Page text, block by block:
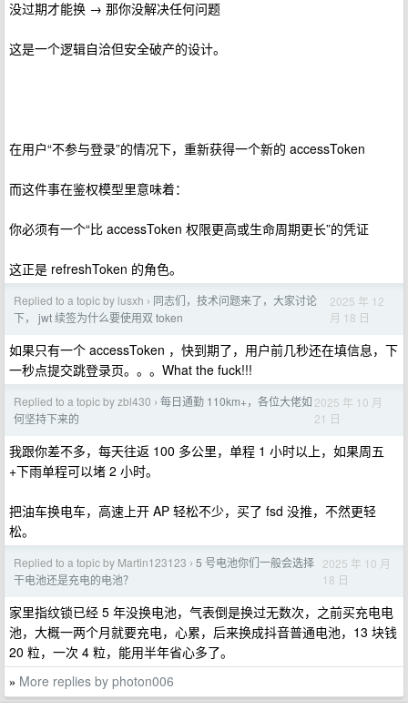
没过期才能换 → 那你没解决任何问题
这是一个逻辑自洽但安全破产的设计。
在用户“不参与登录”的情况下，重新获得一个新的 accessToken
而这件事在鉴权模型里意味着：
你必须有一个“比 accessToken 权限更高或生命周期更长”的凭证
这正是 refreshToken 的角色。
Replied to a topic by lusxh › 同志们，技术问题来了，大家讨论
下， jwt 续签为什么要使用双 token
2025 年 12
月 18 日
如果只有一个 accessToken ，快到期了，用户前几秒还在填信息，下
一秒点提交跳登录页。。。What the fuck!!!
Replied to a topic by zbl430 › 每日通勤 110km+，各位大佬如
何坚持下来的
2025 年 10 月
21 日
我跟你差不多，每天往返 100 多公里，单程 1 小时以上，如果周五
+下雨单程可以堵 2 小时。
把油车换电车，高速上开 AP 轻松不少，买了 fsd 没推，不然更轻
松。
Replied to a topic by Martin123123 › 5 号电池你们一般会选择
干电池还是充电的电池？
2025 年 10 月
18 日
家里指纹锁已经 5 年没换电池，气表倒是换过无数次，之前买充电电
池，大概一两个月就要充电，心累，后来换成抖音普通电池，13 块钱
20 粒，一次 4 粒，能用半年省心多了。
» More replies by photon006